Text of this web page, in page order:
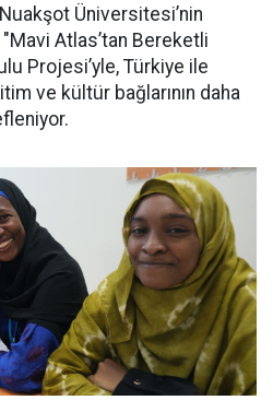
Üniversitesi’nin
Atlas’tan Bereketli
Projesi’yle, Türkiye ile
ve kültür bağlarının daha